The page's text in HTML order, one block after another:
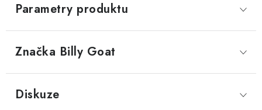
Parametry produktu
Značka Billy Goat
Diskuze